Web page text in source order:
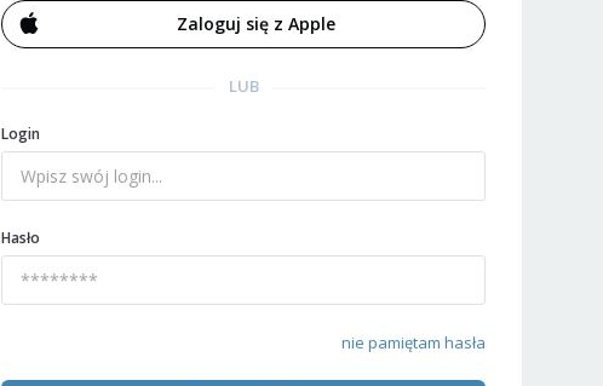
Zaloguj się z Apple
LUB
Login
Hasło
nie pamiętam hasła